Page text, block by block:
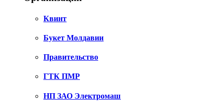
Квинт
Букет Молдавии
Правительство
ГТК ПМР
НП ЗАО Электромаш